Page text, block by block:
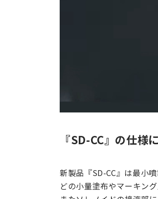
『SD-CC』の仕様
新製品『SD-CC』は最小
どの小量塗布やマーキン